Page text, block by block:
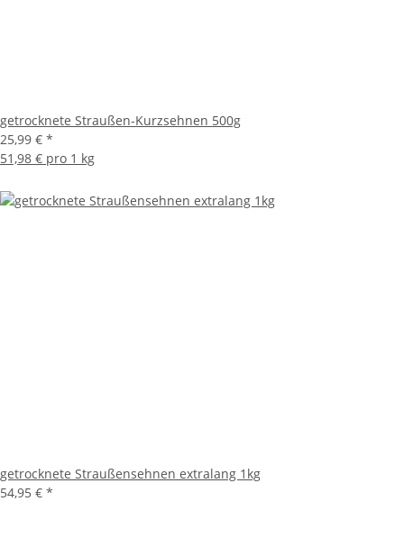
getrocknete Straußen-Kurzsehnen 500g
25,99 € *
51,98 € pro 1 kg
getrocknete Straußensehnen extralang 1kg
54,95 € *